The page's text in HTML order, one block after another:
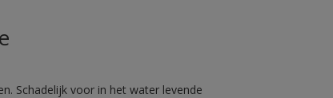
Schadelijk voor in het water levende